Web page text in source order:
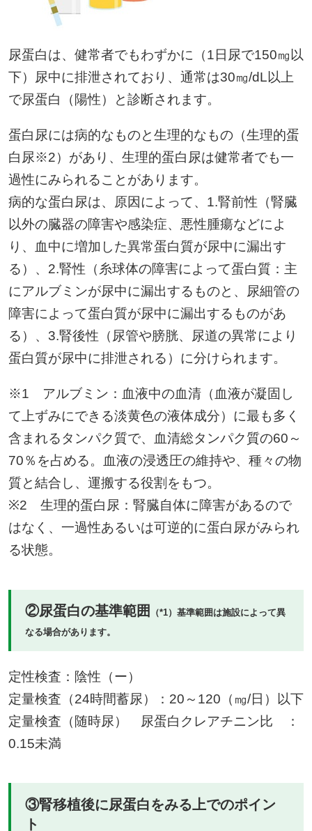
尿蛋白は、健常者でもわずかに（1日尿で150㎎以
下）尿中に排泄されており、通常は30㎎/dL以上
で尿蛋白（陽性）と診断されます。
蛋白尿には病的なものと生理的なもの（生理的蛋
白尿※2）があり、生理的蛋白尿は健常者でも一
過性にみられることがあります。
病的な蛋白尿は、原因によって、1.腎前性（腎臓
以外の臓器の障害や感染症、悪性腫瘍などによ
り、血中に増加した異常蛋白質が尿中に漏出す
る）、2.腎性（糸球体の障害によって蛋白質：主
にアルブミンが尿中に漏出するものと、尿細管の
障害によって蛋白質が尿中に漏出するものがあ
る）、3.腎後性（尿管や膀胱、尿道の異常により
蛋白質が尿中に排泄される）に分けられます。
※1 アルブミン：血液中の血清（血液が凝固し
て上ずみにできる淡黄色の液体成分）に最も多く
含まれるタンパク質で、血清総タンパク質の60～
70％を占める。血液の浸透圧の維持や、種々の物
質と結合し、運搬する役割をもつ。
※2 生理的蛋白尿：腎臓自体に障害があるので
はなく、一過性あるいは可逆的に蛋白尿がみられ
る状態。
②尿蛋白の基準範囲
（*1）基準範囲は施設によって異
なる場合があります。
定性検査：陰性（ー）
定量検査（24時間蓄尿）：20～120（㎎/日）以下
定量検査（随時尿） 尿蛋白クレアチニン比 ：
0.15未満
③腎移植後に尿蛋白をみる上でのポイン
ト